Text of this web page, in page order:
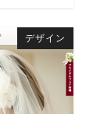
デザイン